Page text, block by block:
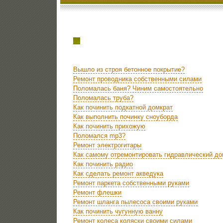
Вышло из строя бетонное покрытие?
Ремонт проводника собственными силами
Поломалась баня? Чиним самостоятельно
Поломалась труба?
Как починить подкатной домкрат
Как выполнить починку сноуборда
Как починить прихожую
Поломался mp3?
Ремонт электрогитары
Как самому отремонтировать гидравлический
Как починить радио
Как сделать ремонт акведука
Ремонт паркета собственными руками
Ремонт флешки
Ремонт шланга пылесоса своими руками
Как починить чугунную ванну
Ремонт колеса коляски своими силами